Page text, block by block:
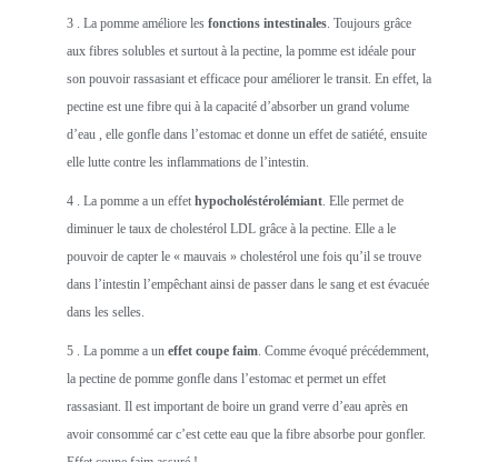
3 . La pomme améliore les fonctions intestinales. Toujours grâce
aux fibres solubles et surtout à la pectine, la pomme est idéale pour
son pouvoir rassasiant et efficace pour améliorer le transit. En effet, la
pectine est une fibre qui à la capacité d’absorber un grand volume
d’eau , elle gonfle dans l’estomac et donne un effet de satiété, ensuite
elle lutte contre les inflammations de l’intestin.
4 . La pomme a un effet hypocholéstérolémiant. Elle permet de
diminuer le taux de cholestérol LDL grâce à la pectine. Elle a le
pouvoir de capter le « mauvais » cholestérol une fois qu’il se trouve
dans l’intestin l’empêchant ainsi de passer dans le sang et est évacuée
dans les selles.
5 . La pomme a un effet coupe faim. Comme évoqué précédemment,
la pectine de pomme gonfle dans l’estomac et permet un effet
rassasiant. Il est important de boire un grand verre d’eau après en
avoir consommé car c’est cette eau que la fibre absorbe pour gonfler.